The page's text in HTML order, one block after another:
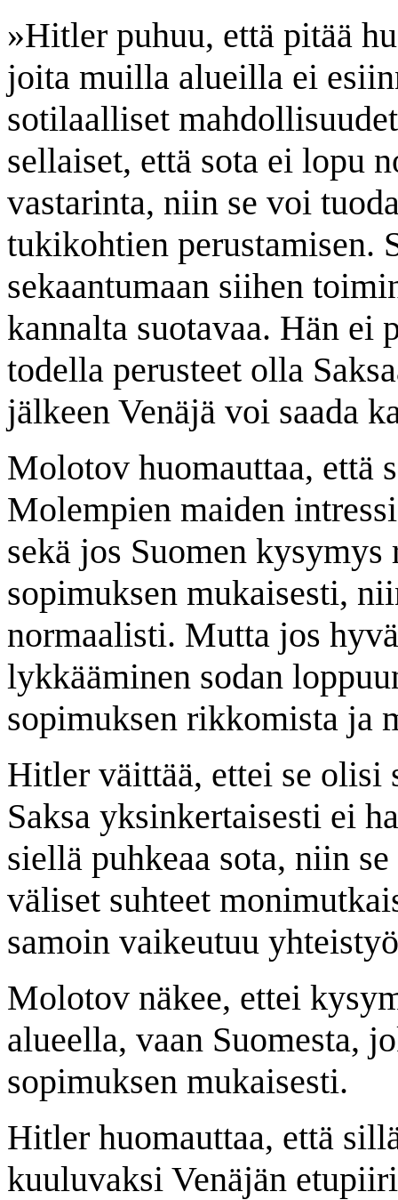
»Hitler puhuu, että pitää
joita muilla alueilla ei
sotilaalliset
sellaiset, että sota ei lopu
vastarinta, niin se voi
tukikohtien perustamisen.
sekaantumaan siihen
kannalta suotavaa. Hän ei
todella perusteet olla
jälkeen Venäjä voi saada
Molotov huomauttaa, että
Molempien maiden
sekä jos Suomen
sopimuksen mukaisesti,
normaalisti. Mutta jos
lykkääminen sodan
sopimuksen rikkomista ja
Hitler väittää, ettei se olisi
Saksa yksinkertaisesti ei
siellä puhkeaa sota, niin
väliset suhteet
samoin vaikeutuu
Molotov näkee, ettei
alueella, vaan Suomesta,
sopimuksen mukaisesti.
Hitler huomauttaa, että
kuuluvaksi Venäjän